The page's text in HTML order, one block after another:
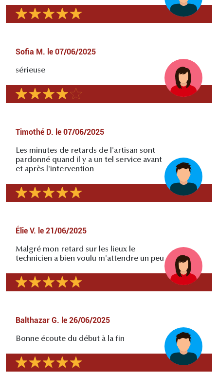
Sofia M. le 07/06/2025
sérieuse
Timothé D. le 07/06/2025
Les minutes de retards de l'artisan sont
pardonné quand il y a un tel service avant
et après l'intervention
Élie V. le 21/06/2025
Malgré mon retard sur les lieux le
technicien a bien voulu m'attendre un peu
Balthazar G. le 26/06/2025
Bonne écoute du début à la fin